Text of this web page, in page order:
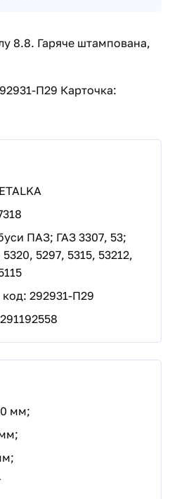
8.8. Гаряче штампована,
П29 Карточка:
ПАЗ; ГАЗ 3307, 53;
5297, 5315, 53212,
код: 292931-П29
мм;